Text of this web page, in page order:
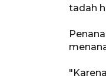
tadah